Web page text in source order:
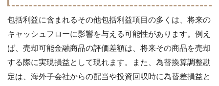
包括利益に含まれるその他包括利益項目の多くは、将来の
キャッシュフローに影響を与える可能性があります。例え
ば、売却可能金融商品の評価差額は、将来その商品を売却
する際に実現損益として現れます。また、為替換算調整勘
定は、海外子会社からの配当や投資回収時に為替差損益と